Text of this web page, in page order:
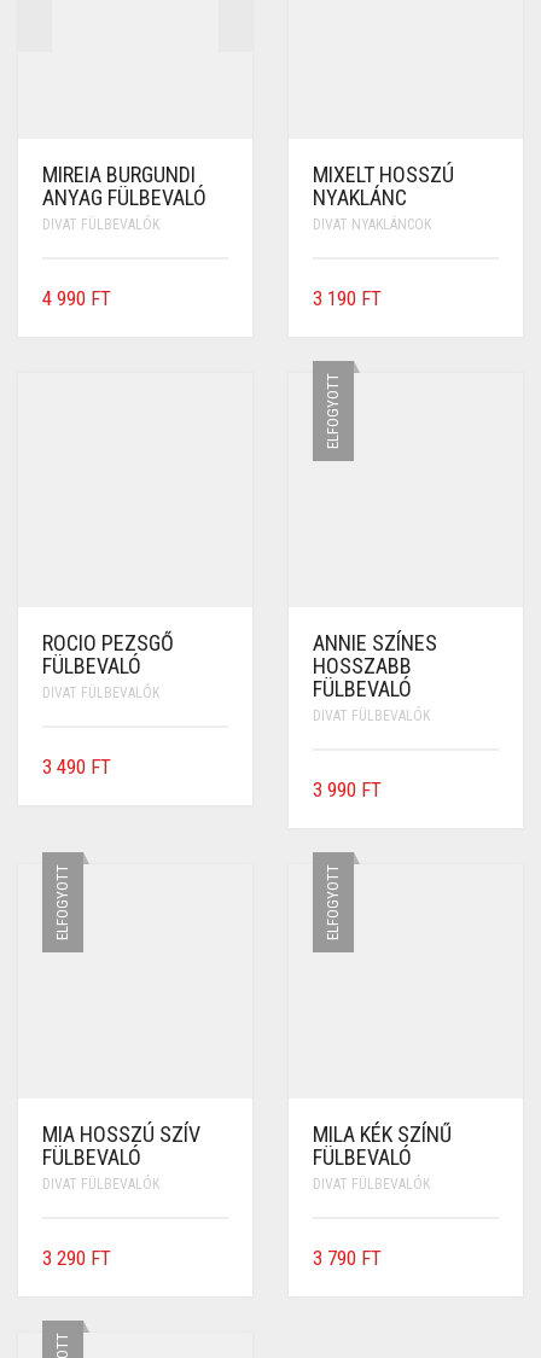
MIREIA BURGUNDI
ANYAG FÜLBEVALÓ
DIVAT FÜLBEVALÓK
4 990 FT
MIXELT HOSSZÚ
NYAKLÁNC
DIVAT NYAKLÁNCOK
3 190 FT
ROCIO PEZSGŐ
FÜLBEVALÓ
DIVAT FÜLBEVALÓK
3 490 FT
ELFOGYOTT
ANNIE SZÍNES
HOSSZABB
FÜLBEVALÓ
DIVAT FÜLBEVALÓK
3 990 FT
ELFOGYOTT
MIA HOSSZÚ SZÍV
FÜLBEVALÓ
DIVAT FÜLBEVALÓK
3 290 FT
ELFOGYOTT
MILA KÉK SZÍNŰ
FÜLBEVALÓ
DIVAT FÜLBEVALÓK
3 790 FT